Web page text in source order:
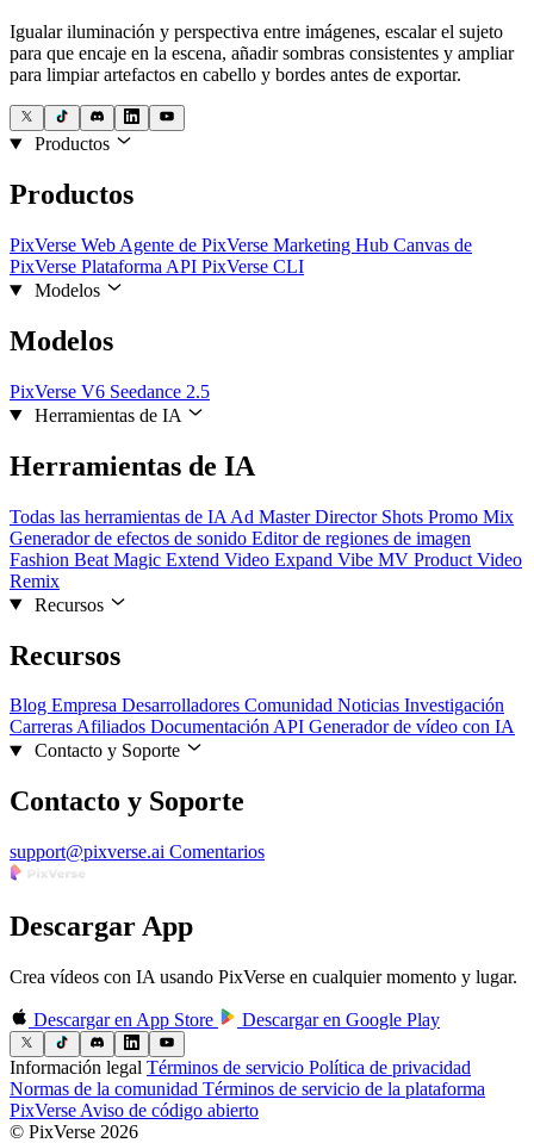
Igualar iluminación y perspectiva entre imágenes, escalar el sujeto
para que encaje en la escena, añadir sombras consistentes y ampliar
para limpiar artefactos en cabello y bordes antes de exportar.
Productos
Productos
PixVerse Web Agente de PixVerse Marketing Hub Canvas de
PixVerse Plataforma API PixVerse CLI
Modelos
Modelos
PixVerse V6 Seedance 2.5
Herramientas de IA
Herramientas de IA
Todas las herramientas de IA Ad MasterDirector Shots Promo Mix
Generador de efectos de sonido Editor de regiones de imagen
Fashion Beat Magic Extend Video Expand Vibe MV Product Video
Remix
Recursos
Recursos
Blog Empresa Desarrolladores Comunidad Noticias Investigación
CarrerasAfiliados Documentación API Generador de vídeo con IA
Contacto y Soporte
Contacto y Soporte
support@pixverse.ai Comentarios
Descargar App
Crea vídeos con IA usando PixVerse en cualquier momento y lugar.
Descargar en App Store Descargar en Google Play
Información legal Términos de servicio Política de privacidad
Normas de la comunidad Términos de servicio de la plataforma
PixVerseAviso de código abierto
© PixVerse 2026